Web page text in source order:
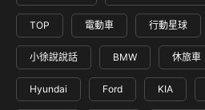
TOP 電動車 行動星球
小徐說說話 BMW 休旅車
Hyundai Ford KIA